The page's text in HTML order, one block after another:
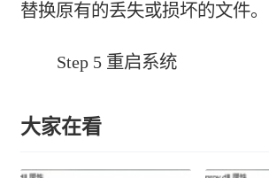
替换原有的丢失或损坏的文件。
Step 5 重启系统
大家在看